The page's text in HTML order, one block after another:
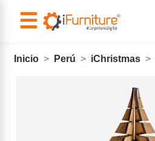
☰
Inicio Perú iChristmas